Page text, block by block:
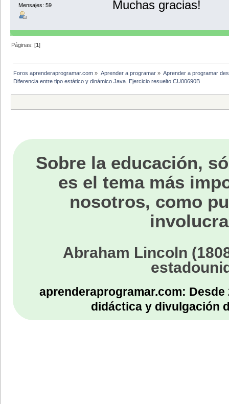
Mensajes: 59 Muchas gracias!
Páginas: [1]
Foros aprenderaprogramar.com » Aprender a programar» Aprender a programar
Diferencia entre tipo estático y dinámico Java. Ejercicio resuelto CU00690B
Sobre la educación,
es el tema más
nosotros, como
Abraham Lincoln
aprenderaprogramar.com:
didáctica y divulgación